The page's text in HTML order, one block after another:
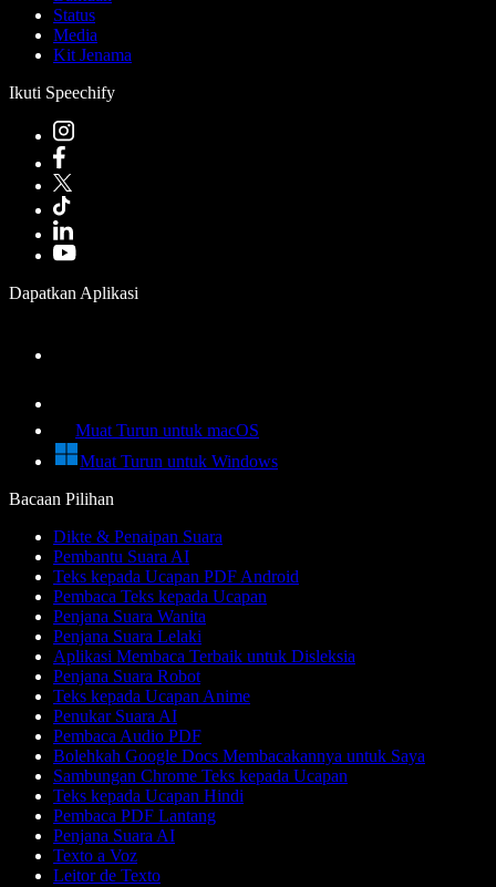
Status
Media
Kit Jenama
Ikuti Speechify
Dapatkan Aplikasi
Muat Turun untuk macOS
Muat Turun untuk Windows
Bacaan Pilihan
Dikte & Penaipan Suara
Pembantu Suara AI
Teks kepada Ucapan PDF Android
Pembaca Teks kepada Ucapan
Penjana Suara Wanita
Penjana Suara Lelaki
Aplikasi Membaca Terbaik untuk Disleksia
Penjana Suara Robot
Teks kepada Ucapan Anime
Penukar Suara AI
Pembaca Audio PDF
Bolehkah Google Docs Membacakannya untuk Saya
Sambungan Chrome Teks kepada Ucapan
Teks kepada Ucapan Hindi
Pembaca PDF Lantang
Penjana Suara AI
Texto a Voz
Leitor de Texto